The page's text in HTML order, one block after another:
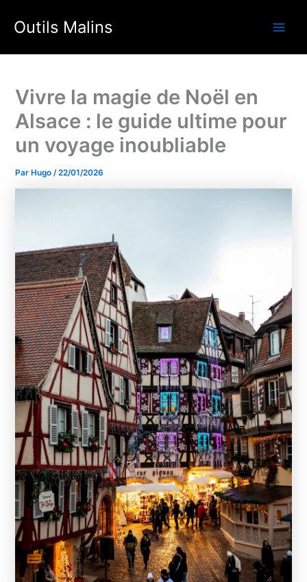
Outils Malins
Vivre la magie de Noël en
Alsace : le guide ultime pour
un voyage inoubliable
ParHugo /22/01/2026